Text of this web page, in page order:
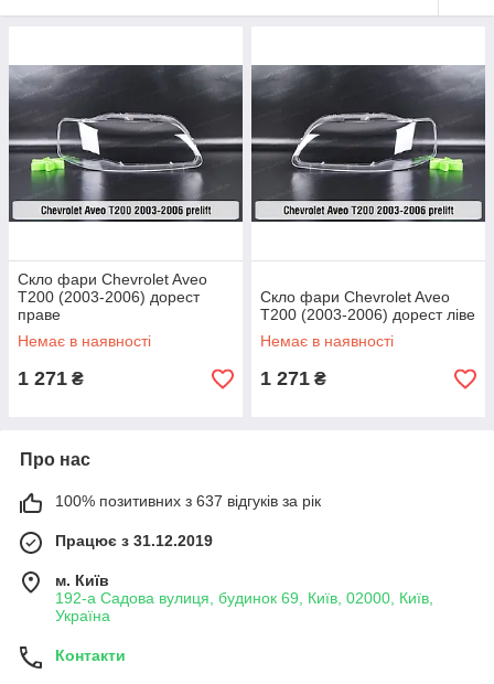
Скло фари Chevrolet Aveo
T200 (2003-2006) дорест
праве
Немає в наявності
1 271 ₴
Скло фари Chevrolet Aveo
T200 (2003-2006) дорест ліве
Немає в наявності
1 271 ₴
Про нас
100% позитивних з 637 відгуків за рік
Працює з 31.12.2019
м. Київ
192-а Садова вулиця, будинок 69, Київ, 02000, Київ,
Україна
Контакти